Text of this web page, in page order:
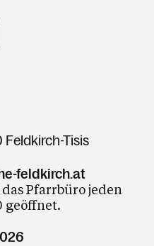
Feldkirch-Tisis
feldkirch.at
Pfarrbüro jeden
geöffnet.